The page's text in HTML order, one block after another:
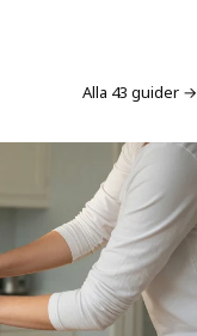
Alla 43 guider →